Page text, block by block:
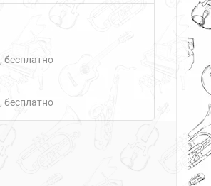
Бесплатно
Бесплатно